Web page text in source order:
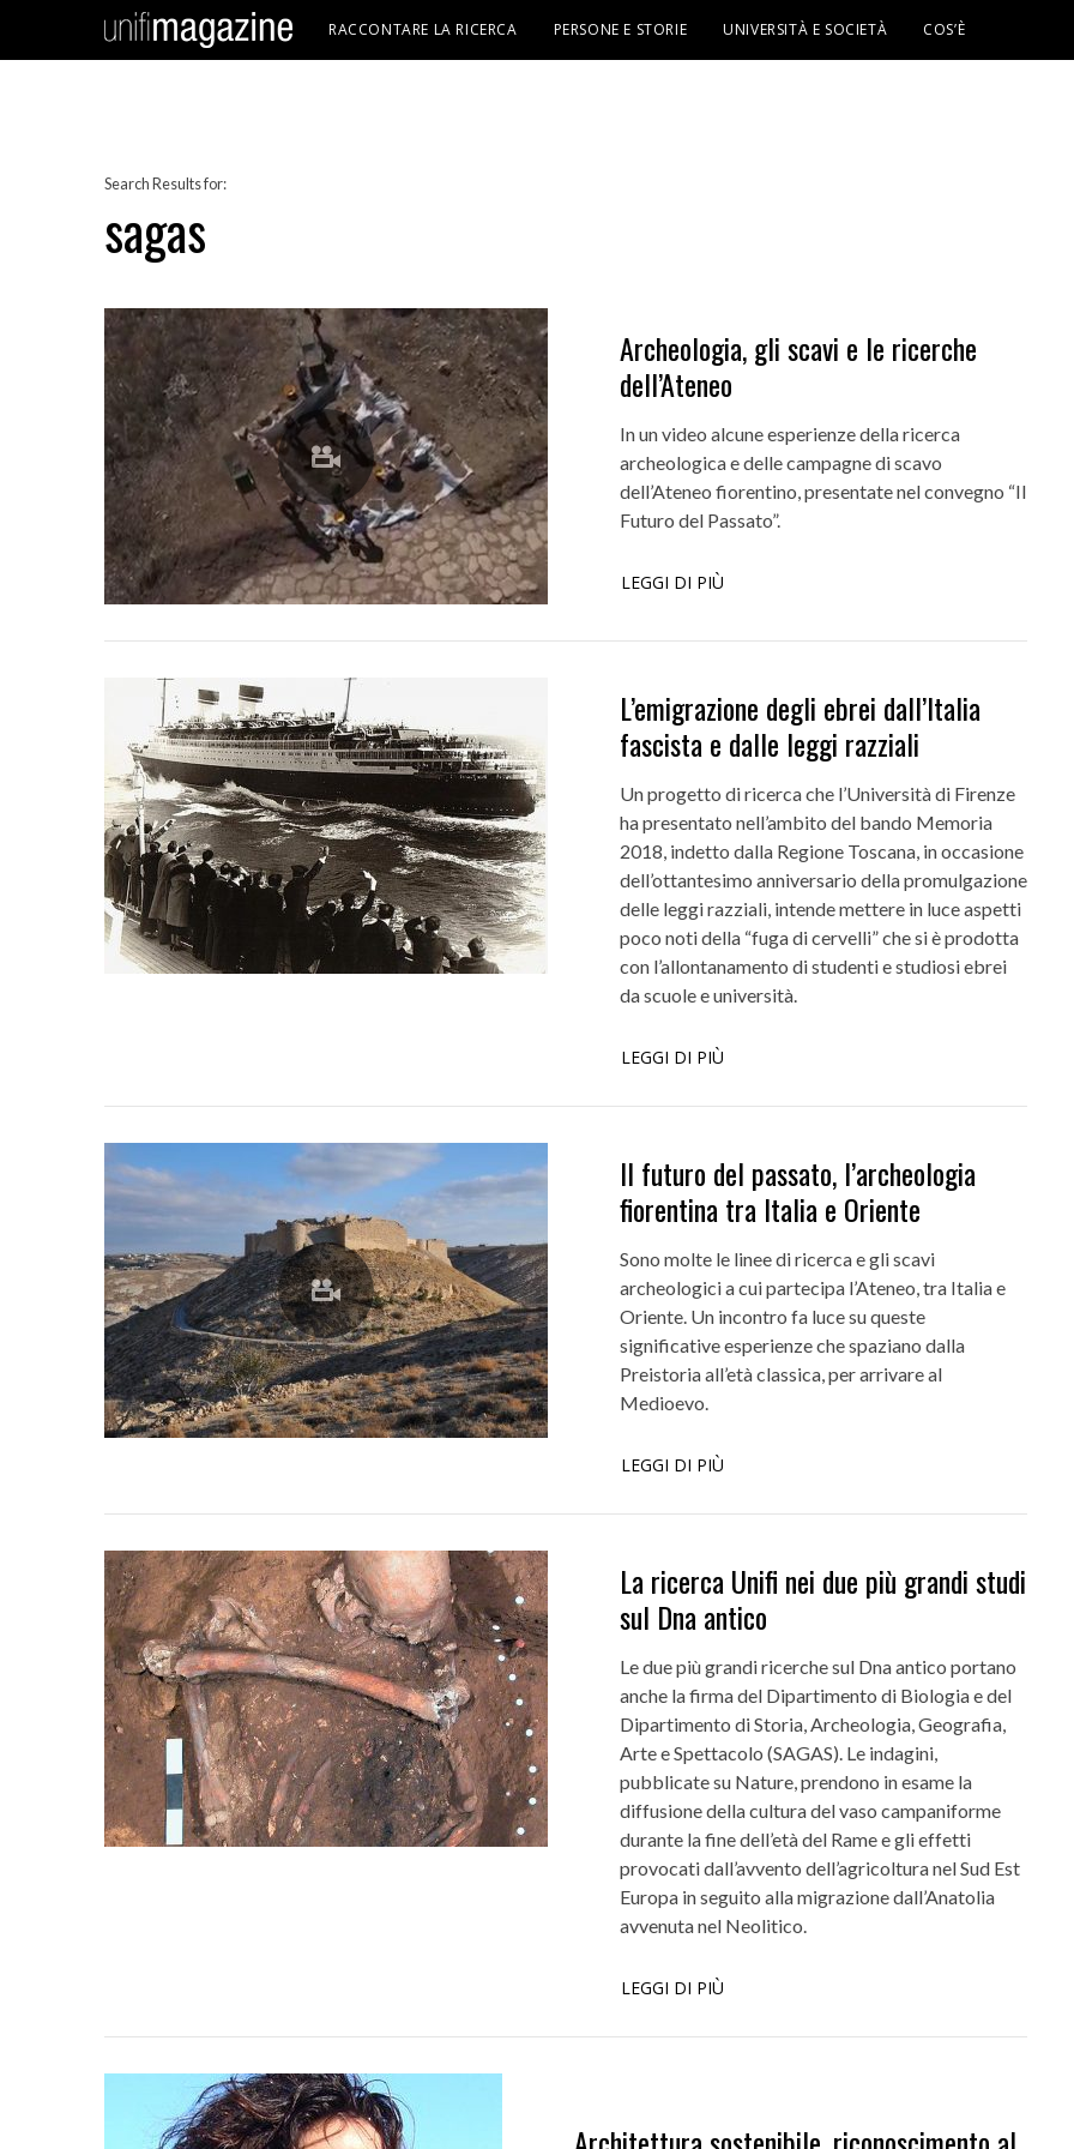
RACCONTARE LA RICERCA PERSONE E STORIE UNIVERSITÀ E SOCIETÀ COS’È
Search Results for:
sagas
Archeologia, gli scavi e le ricerche
dell’Ateneo
In un video alcune esperienze della ricerca
archeologica e delle campagne di scavo
dell’Ateneo fiorentino, presentate nel convegno “Il
Futuro del Passato”.
LEGGI DI PIÙ
L’emigrazione degli ebrei dall’Italia
fascista e dalle leggi razziali
Un progetto di ricerca che l’Università di Firenze
ha presentato nell’ambito del bando Memoria
2018, indetto dalla Regione Toscana, in occasione
dell’ottantesimo anniversario della promulgazione
delle leggi razziali, intende mettere in luce aspetti
poco noti della “fuga di cervelli” che si è prodotta
con l’allontanamento di studenti e studiosi ebrei
da scuole e università.
LEGGI DI PIÙ
Il futuro del passato, l’archeologia
fiorentina tra Italia e Oriente
Sono molte le linee di ricerca e gli scavi
archeologici a cui partecipa l’Ateneo, tra Italia e
Oriente. Un incontro fa luce su queste
significative esperienze che spaziano dalla
Preistoria all’età classica, per arrivare al
Medioevo.
LEGGI DI PIÙ
La ricerca Unifi nei due più grandi studi
sul Dna antico
Le due più grandi ricerche sul Dna antico portano
anche la firma del Dipartimento di Biologia e del
Dipartimento di Storia, Archeologia, Geografia,
Arte e Spettacolo (SAGAS). Le indagini,
pubblicate su Nature, prendono in esame la
diffusione della cultura del vaso campaniforme
durante la fine dell’età del Rame e gli effetti
provocati dall’avvento dell’agricoltura nel Sud Est
Europa in seguito alla migrazione dall’Anatolia
avvenuta nel Neolitico.
LEGGI DI PIÙ
Incarichi e riconoscimenti
Quando la robotica ascolta la voce dei
bambini
Didattica
Didattica del futuro tra presenza e online:
da settembre dodici corsi “blended”